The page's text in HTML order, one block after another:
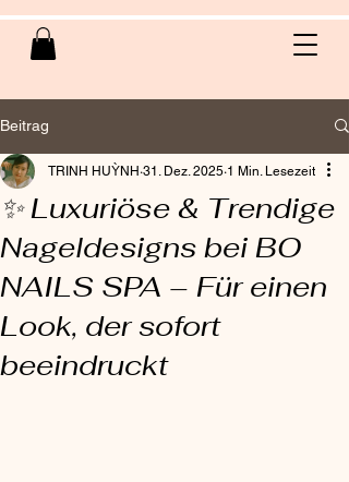
Beitrag
✨ Luxuriöse & Trendige
Nageldesigns bei BO
NAILS SPA – Für einen
Look, der sofort
beeindruckt
TRINH HUỲNH 31. Dez. 2025 1 Min. Lesezeit